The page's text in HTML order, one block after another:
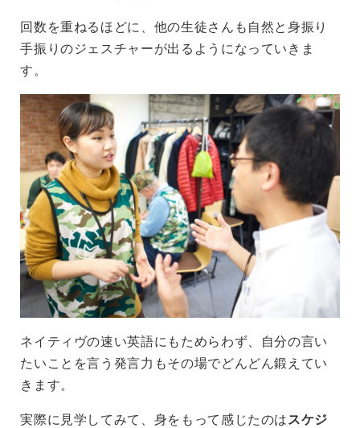
回数を重ねるほどに、他の生徒さんも自然と身振り
手振りのジェスチャーが出るようになっていきま
す。
ネイティヴの速い英語にもためらわず、自分の言い
たいことを言う発言力もその場でどんどん鍛えてい
きます。
実際に見学してみて、身をもって感じたのは スケジ